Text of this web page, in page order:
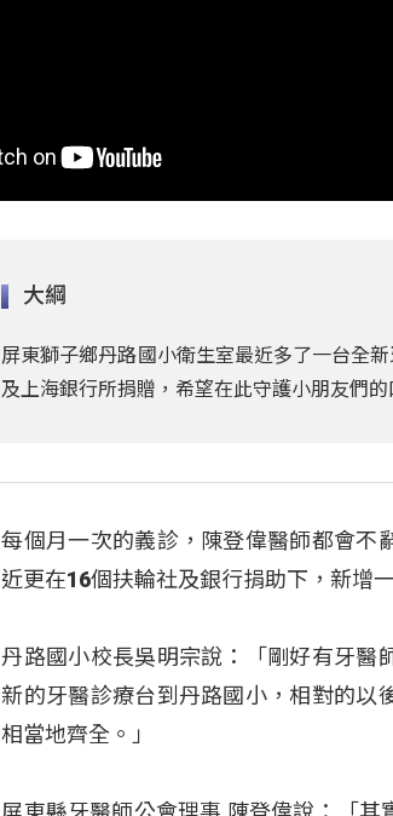
大綱
屏東獅子鄉丹路國小衛生室最近多了一台全
及上海銀行所捐贈，希望在此守護小朋友們的
每個月一次的義診，陳登偉醫師都會不
近更在16個扶輪社及銀行捐助下，新增
丹路國小校長吳明宗說：「剛好有牙醫
新的牙醫診療台到丹路國小，相對的以
相當地齊全。」